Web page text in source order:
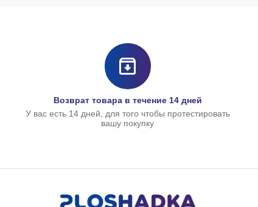
Возврат товара в течение 14 дней
У вас есть 14 дней, для того чтобы протестировать
вашу покупку